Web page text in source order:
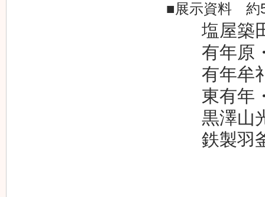
■展示資料 約
塩屋築田
有年原・
有年牟礼
東有年・
黒澤山光
鉄製羽